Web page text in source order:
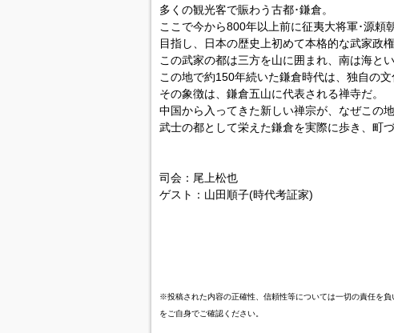
多くの観光客で賑わう古都･鎌倉。
ここで今から800年以上前に征夷大将軍･源頼
目指し、日本の歴史上初めて本格的な武家政権
この武家の都は三方を山に囲まれ、南は海と
この地で約150年続いた鎌倉時代は、独自の文
その象徴は、鎌倉五山に代表される禅寺だ。
中国から入ってきた新しい禅宗が、なぜこの地
武士の都として栄えた鎌倉を実際に歩き、町
司会：尾上松也
ゲスト：山田順子(時代考証家)
※投稿された内容の正確性、信頼性等については一切の責任を
をご自身でご確認ください。